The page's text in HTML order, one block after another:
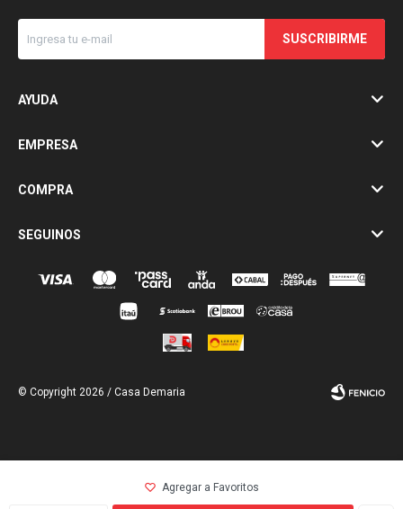
SUSCRIBIRME
AYUDA
EMPRESA
COMPRA
SEGUINOS
© Copyright 2026 / Casa Demaria